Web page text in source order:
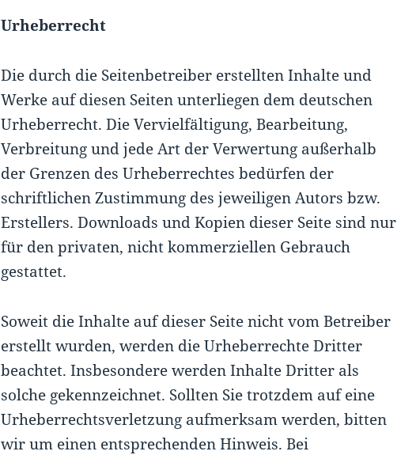
Urheberrecht
Die durch die Seitenbetreiber erstellten Inhalte und
Werke auf diesen Seiten unterliegen dem deutschen
Urheberrecht. Die Vervielfältigung, Bearbeitung,
Verbreitung und jede Art der Verwertung außerhalb
der Grenzen des Urheberrechtes bedürfen der
schriftlichen Zustimmung des jeweiligen Autors bzw.
Erstellers. Downloads und Kopien dieser Seite sind nur
für den privaten, nicht kommerziellen Gebrauch
gestattet.
Soweit die Inhalte auf dieser Seite nicht vom Betreiber
erstellt wurden, werden die Urheberrechte Dritter
beachtet. Insbesondere werden Inhalte Dritter als
solche gekennzeichnet. Sollten Sie trotzdem auf eine
Urheberrechtsverletzung aufmerksam werden, bitten
wir um einen entsprechenden Hinweis. Bei